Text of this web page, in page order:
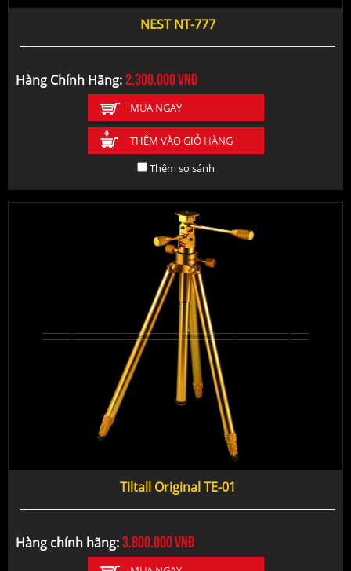
NEST NT-777
Hàng Chính Hãng:2.300.000vnđ
MUA NGAY
THÊM VÀO GIỎ HÀNG
Thêm so sánh
Tiltall Original TE-01
Hàng chính hãng:3.800.000vnđ